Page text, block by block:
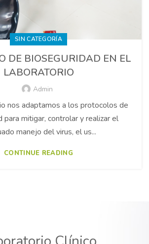
SIN CATEGORÍA
DE BIOSEGURIDAD EN EL
LABORATORIO
Admin
nos adaptamos a los protocolos de
para mitigar, controlar y realizar el
manejo del virus, el us...
CONTINUE READING